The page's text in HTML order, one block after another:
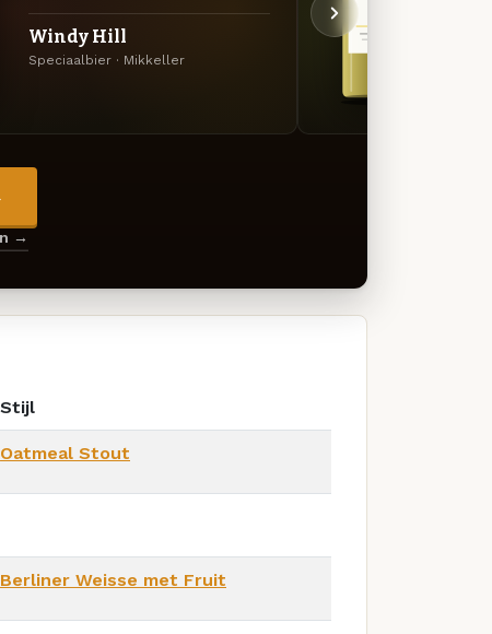
Windy Hill
Speciaalbier · Mikkeller
→
Stijl
Oatmeal Stout
Berliner Weisse met Fruit